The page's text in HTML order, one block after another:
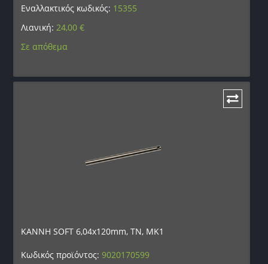
Εναλλακτικός κωδικός: 15355
Λιανική:24,00€
Σε απόθεμα
ΚΑΝΝΗ SOFT 6,04x120mm, TN, MK1
Κωδικός προϊόντος:9020170599